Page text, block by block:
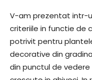
V-am prezentat intr-
criteriile in functie de
potrivit pentru
decorative din
din punctul de vedere